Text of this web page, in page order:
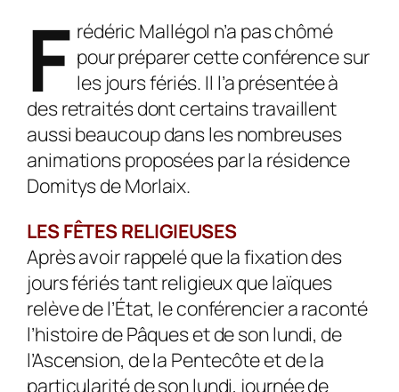
F rédéric Mallégol n’a pas chômé
pour préparer cette conférence sur
les jours fériés. Il l’a présentée à
des retraités dont certains travaillent
aussi beaucoup dans les nombreuses
animations proposées par la résidence
Domitys de Morlaix.
LES FÊTES RELIGIEUSES
Après avoir rappelé que la fixation des
jours fériés tant religieux que laïques
relève de l’État, le conférencier a raconté
l’histoire de Pâques et de son lundi, de
l’Ascension, de la Pentecôte et de la
particularité de son lundi, journée de